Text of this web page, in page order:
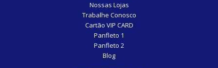
Nossas Lojas
Trabalhe Conosco
Cartão VIP CARD
Panfleto 1
Panfleto 2
Blog